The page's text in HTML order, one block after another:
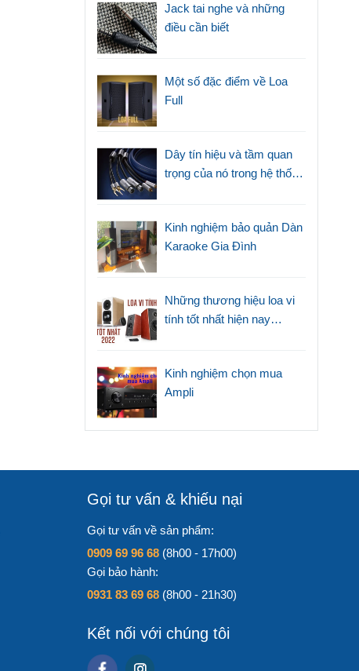
Jack tai nghe và những
điều cần biết
Một số đặc điểm về Loa
Full
Dây tín hiệu và tầm quan
trọng của nó trong hệ thống
Kinh nghiệm bảo quản Dàn
Karaoke Gia Đình
Những thương hiệu loa vi
tính tốt nhất hiện nay
Kinh nghiệm chọn mua
Ampli
Gọi tư vấn & khiếu nại
Gọi tư vấn về sản phẩm:
0909 69 96 68 (8h00 - 17h00)
Gọi bảo hành:
0931 83 69 68 (8h00 - 21h30)
Kết nối với chúng tôi